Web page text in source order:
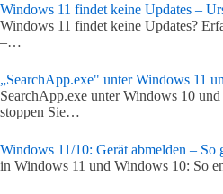
Windows 11 findet keine Updates –
Windows 11 findet keine Updates?
–…
„SearchApp.exe" unter Windows 11
SearchApp.exe unter Windows 10
stoppen Sie…
Windows 11/10: Gerät abmelden – So
in Windows 11 und Windows 10: So